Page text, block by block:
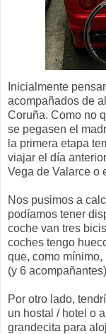
Inicialmente
acompañados de
Coruña. Como no
se pegasen el
la primera etapa
viajar el día
Vega de Valarce o
Nos pusimos a
podíamos tener
coche van tres
coches tengo
que, como
(y 6
Por otro lado,
un hostal / hotel o
grandecita para